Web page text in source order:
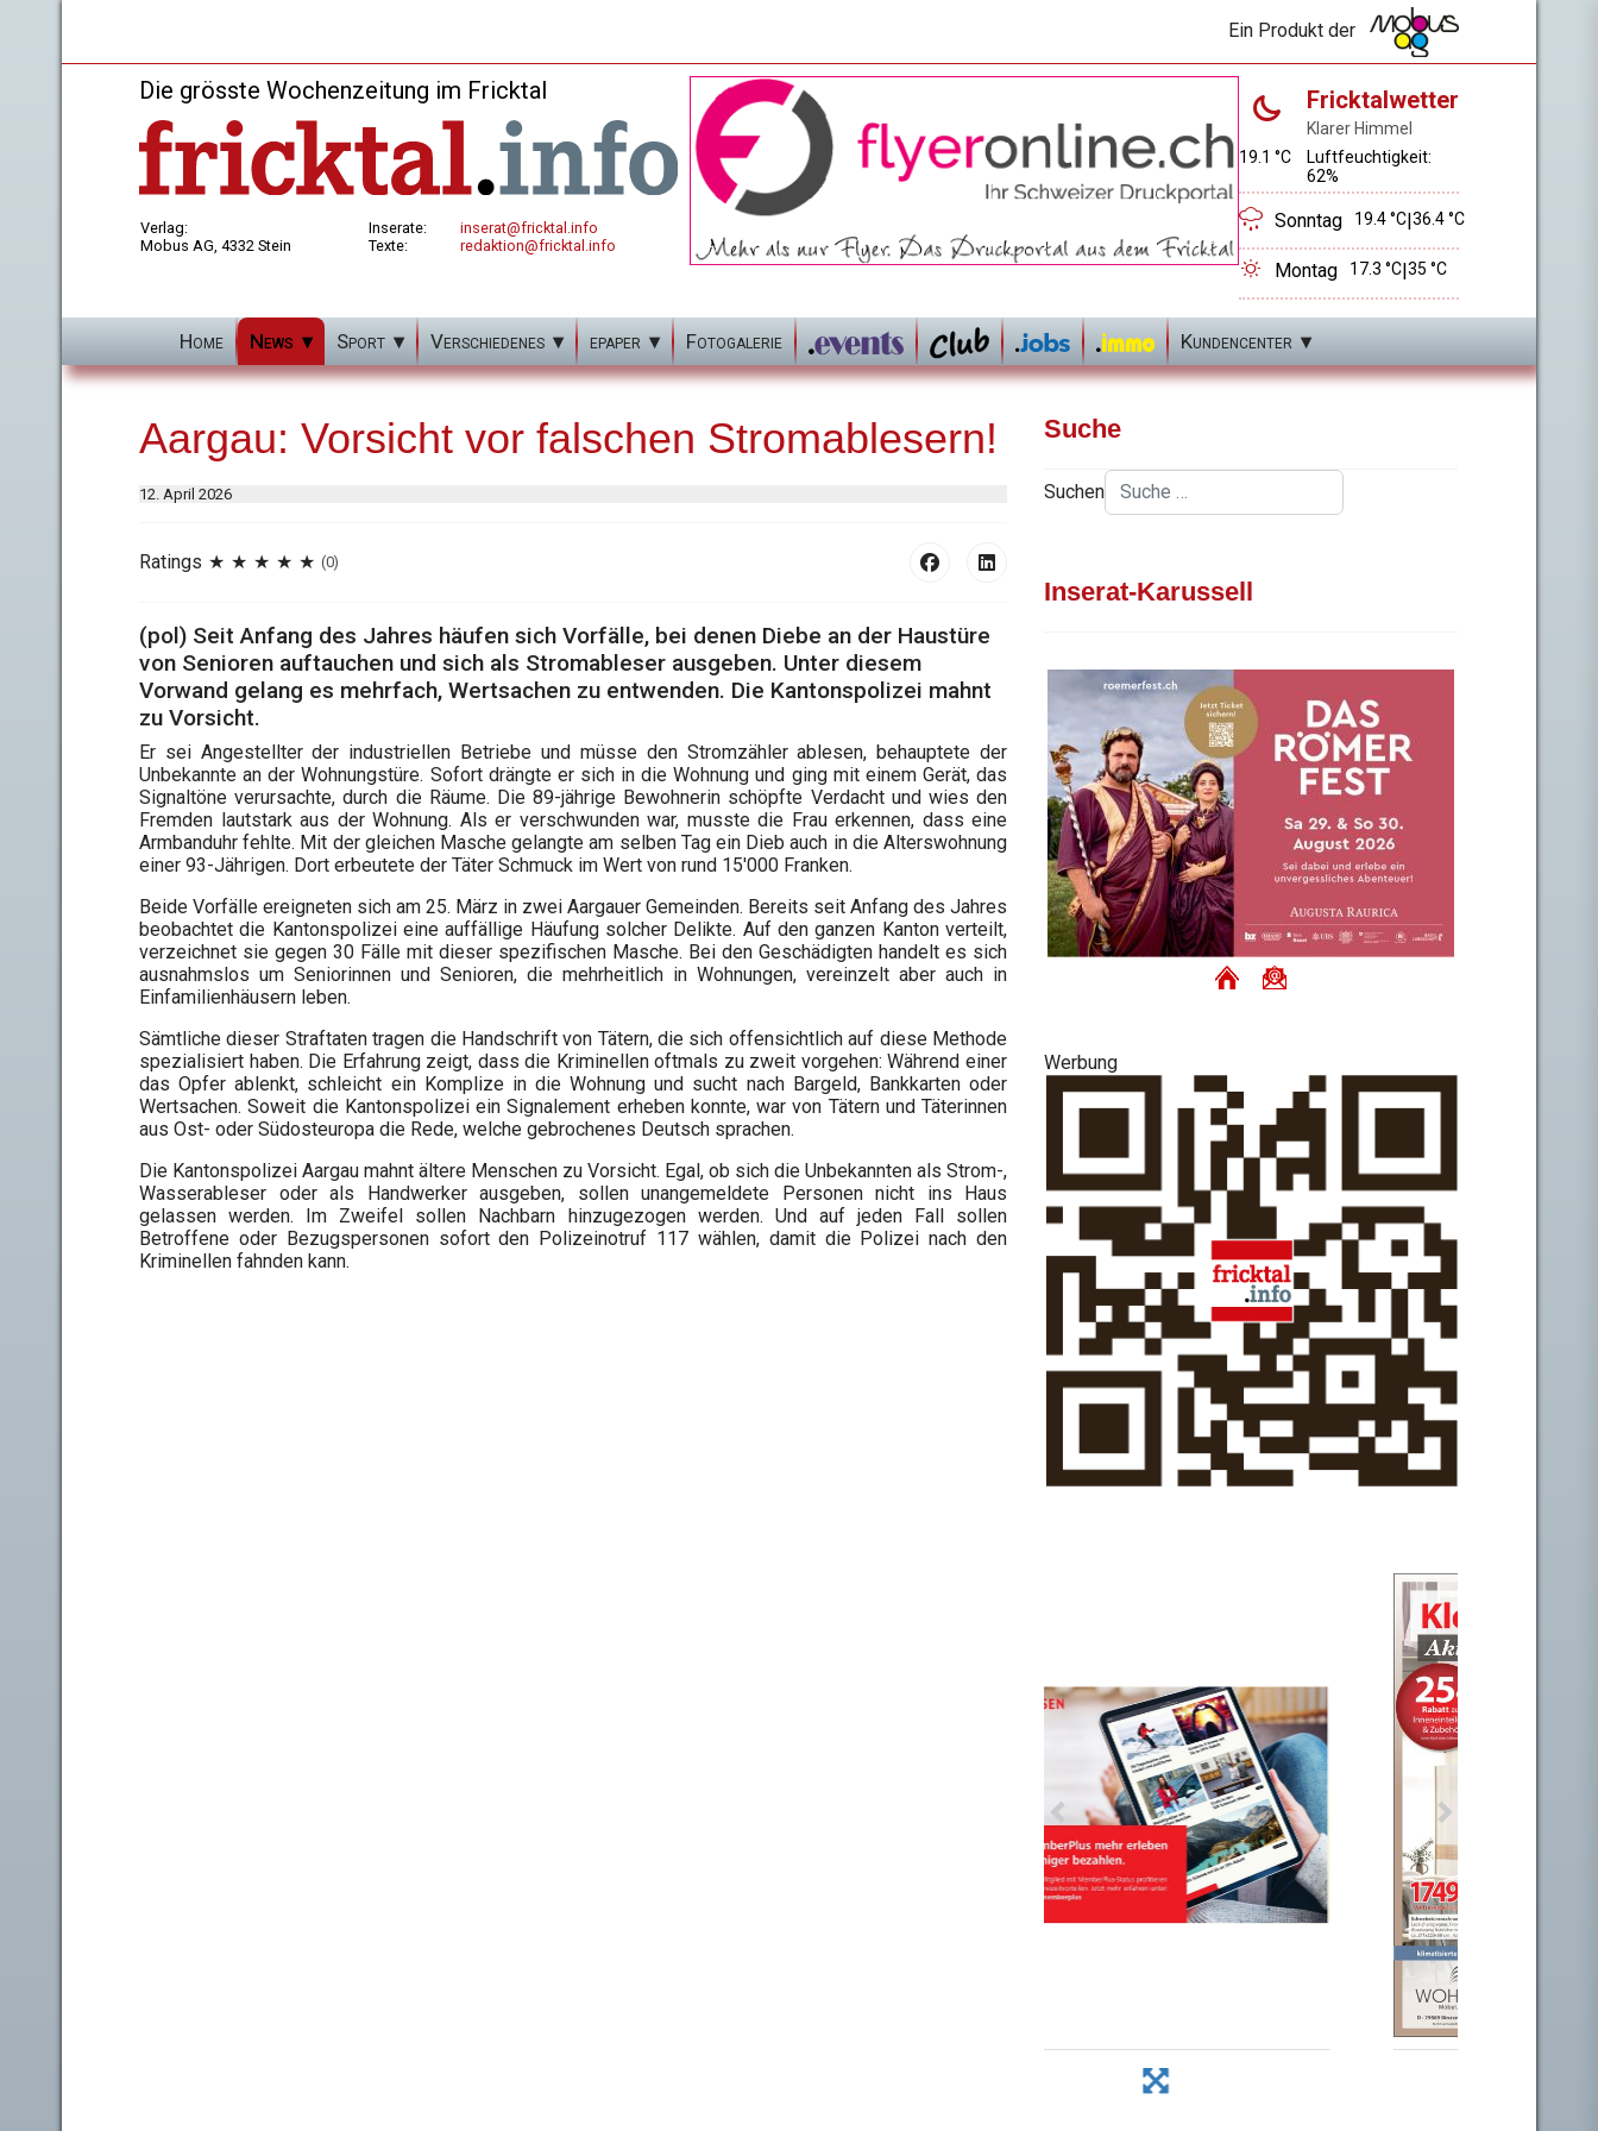
Ein Produkt der
Die grösste Wochenzeitung im Fricktal
Verlag:
Mobus AG, 4332 Stein
Inserate:
Texte:
inserat@fricktal.info
redaktion@fricktal.info
Fricktalwetter
Klarer Himmel
19.1 °C
Luftfeuchtigkeit:
62%
Sonntag 19.4 °C|36.4 °C
Montag 17.3 °C|35 °C
Home News Sport Verschiedenes epaper Fotogalerie Kundencenter
Aargau: Vorsicht vor falschen Stromablesern!
12. April 2026
Ratings (0)
(pol) Seit Anfang des Jahres häufen sich Vorfälle, bei denen Diebe an der Haustüre
von Senioren auftauchen und sich als Stromableser ausgeben. Unter diesem
Vorwand gelang es mehrfach, Wertsachen zu entwenden. Die Kantonspolizei mahnt
zu Vorsicht.
Er sei Angestellter der industriellen Betriebe und müsse den Stromzähler ablesen, behauptete der
Unbekannte an der Wohnungstüre. Sofort drängte er sich in die Wohnung und ging mit einem Gerät, das
Signaltöne verursachte, durch die Räume. Die 89-jährige Bewohnerin schöpfte Verdacht und wies den
Fremden lautstark aus der Wohnung. Als er verschwunden war, musste die Frau erkennen, dass eine
Armbanduhr fehlte. Mit der gleichen Masche gelangte am selben Tag ein Dieb auch in die Alterswohnung
einer 93-Jährigen. Dort erbeutete der Täter Schmuck im Wert von rund 15'000 Franken.
Beide Vorfälle ereigneten sich am 25. März in zwei Aargauer Gemeinden. Bereits seit Anfang des Jahres
beobachtet die Kantonspolizei eine auffällige Häufung solcher Delikte. Auf den ganzen Kanton verteilt,
verzeichnet sie gegen 30 Fälle mit dieser spezifischen Masche. Bei den Geschädigten handelt es sich
ausnahmslos um Seniorinnen und Senioren, die mehrheitlich in Wohnungen, vereinzelt aber auch in
Einfamilienhäusern leben.
Sämtliche dieser Straftaten tragen die Handschrift von Tätern, die sich offensichtlich auf diese Methode
spezialisiert haben. Die Erfahrung zeigt, dass die Kriminellen oftmals zu zweit vorgehen: Während einer
das Opfer ablenkt, schleicht ein Komplize in die Wohnung und sucht nach Bargeld, Bankkarten oder
Wertsachen. Soweit die Kantonspolizei ein Signalement erheben konnte, war von Tätern und Täterinnen
aus Ost- oder Südosteuropa die Rede, welche gebrochenes Deutsch sprachen.
Die Kantonspolizei Aargau mahnt ältere Menschen zu Vorsicht. Egal, ob sich die Unbekannten als Strom-,
Wasserableser oder als Handwerker ausgeben, sollen unangemeldete Personen nicht ins Haus
gelassen werden. Im Zweifel sollen Nachbarn hinzugezogen werden. Und auf jeden Fall sollen
Betroffene oder Bezugspersonen sofort den Polizeinotruf 117 wählen, damit die Polizei nach den
Kriminellen fahnden kann.
Suche
Suchen
Inserat-Karussell
Werbung